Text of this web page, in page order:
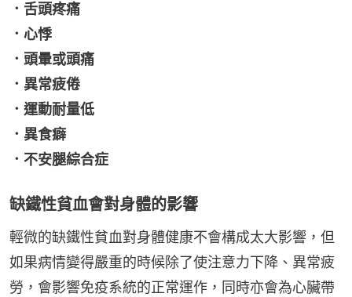
．舌頭疼痛
．心悸
．頭暈或頭痛
．異常疲倦
．運動耐量低
．異食癖
．不安腿綜合症
缺鐵性貧血會對身體的影響
輕微的缺鐵性貧血對身體健康不會構成太大影響，但
如果病情變得嚴重的時候除了使注意力下降、異常疲
勞，會影響免疫系統的正常運作，同時亦會為心臟帶